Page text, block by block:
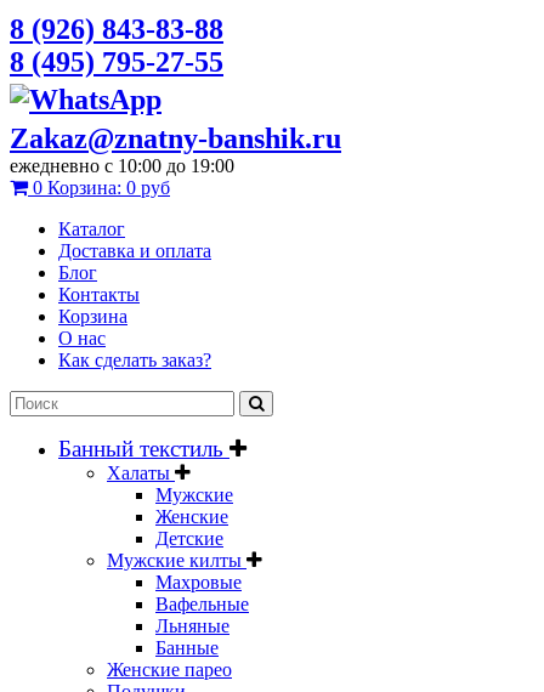
8 (926) 843-83-88
8 (495) 795-27-55
Zakaz@znatny-banshik.ru
ежедневно с 10:00 до 19:00
0 Корзина: 0 руб
Каталог
Доставка и оплата
Блог
Контакты
Корзина
О нас
Как сделать заказ?
Банный текстиль
Халаты
Мужские
Женские
Детские
Мужские килты
Махровые
Вафельные
Льняные
Банные
Женские парео